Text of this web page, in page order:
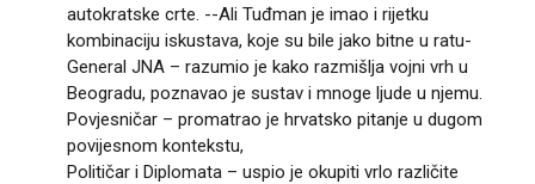
autokratske crte. --Ali Tuđman je imao i rijetku
kombinaciju iskustava, koje su bile jako bitne u ratu-
General JNA – razumio je kako razmišlja vojni vrh u
Beogradu, poznavao je sustav i mnoge ljude u njemu.
Povjesničar – promatrao je hrvatsko pitanje u dugom
povijesnom kontekstu,
Političar i Diplomata – uspio je okupiti vrlo različite